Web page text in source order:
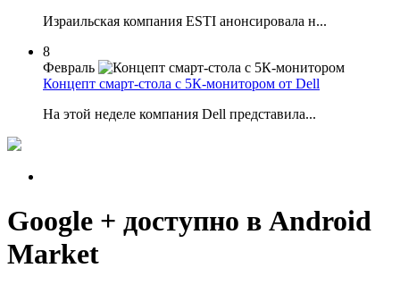
Израильская компания ESTI анонсировала н...
8
Февраль
Концепт смарт-стола с 5К-монитором от Dell
На этой неделе компания Dell представила...
Google + доступно в Android
Market